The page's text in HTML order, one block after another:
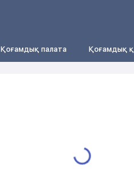
Қоғамдық палата Қоғамдық